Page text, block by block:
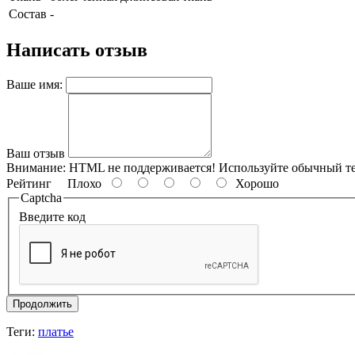
Состав -
Написать отзыв
Ваше имя:
Ваш отзыв
Внимание: HTML не поддерживается! Используйте обычный
Рейтинг Плохо
Хорошо
Captcha
Введите код
Продолжить
Теги: платье